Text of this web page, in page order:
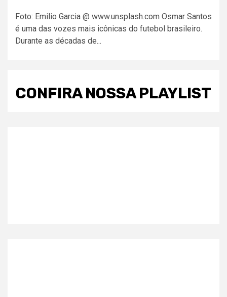
Foto: Emilio Garcia @ www.unsplash.com Osmar Santos
é uma das vozes mais icônicas do futebol brasileiro.
Durante as décadas de...
CONFIRA NOSSA PLAYLIST